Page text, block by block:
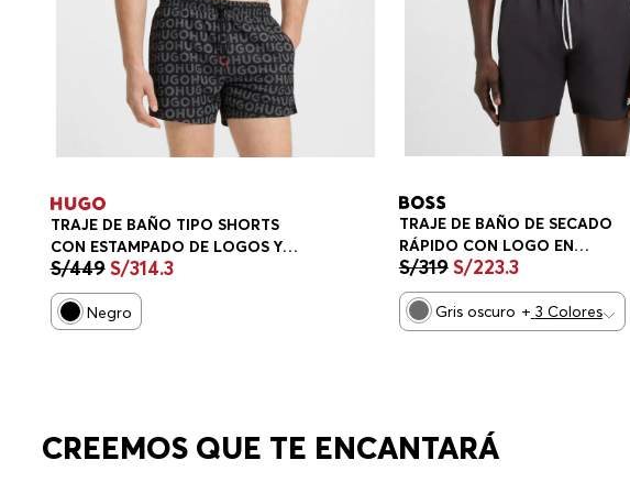
TRAJE DE BAÑO TIPO SHORTS
CON ESTAMPADO DE LOGOS Y
CORDÓN EN LA CINTURA TRAJE
DE BAÑO HOMBRE
S/449 S/314.3
Negro
TRAJE DE BAÑO DE SECADO
RÁPIDO CON LOGO EN
CONTRASTE TRAJE DE BAÑO
HOMBRE
S/319S/223.3
Gris oscuro + 3 Colores
CREEMOS QUE TE ENCANTARÁ